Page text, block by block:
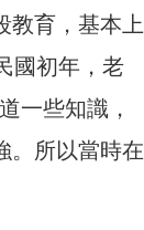
教育，基本上
國初年，老
一些知識，
。所以當時在